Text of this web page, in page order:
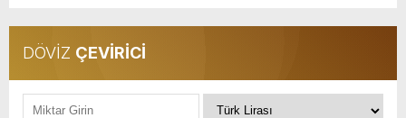
DÖVİZ ÇEVİRİCİ